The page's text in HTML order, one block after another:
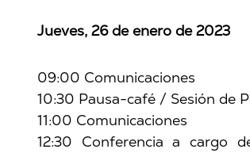
Jueves, 26 de enero de 2023
09:00 Comunicaciones
10:30 Pausa-café / Sesión de
11:00 Comunicaciones
12:30 Conferencia a cargo